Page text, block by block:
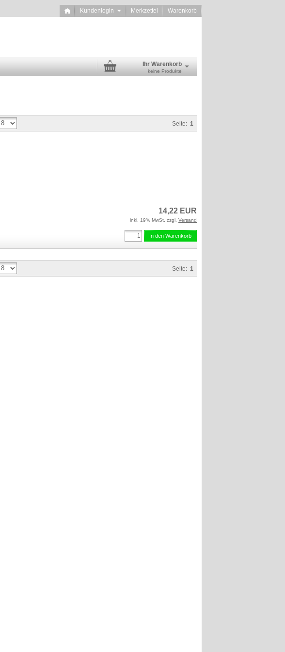
Kundenlogin Merkzettel Warenkorb
Ihr Warenkorb
keine Produkte
Seite: 1
14,22 EUR
inkl. 19% MwSt. zzgl. Versand
In den Warenkorb
Seite: 1